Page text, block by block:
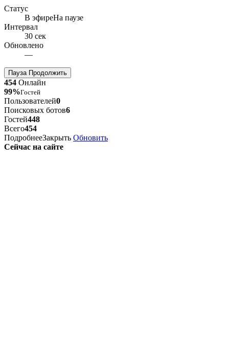
Статус
В эфиреНа паузе
Интервал
30 сек
Обновлено
—
ПаузаПродолжить
454 Онлайн
99%Гостей
Пользователей0
Поисковых ботов6
Гостей448
Всего454
ПодробнееЗакрыть Обновить
Сейчас на сайте